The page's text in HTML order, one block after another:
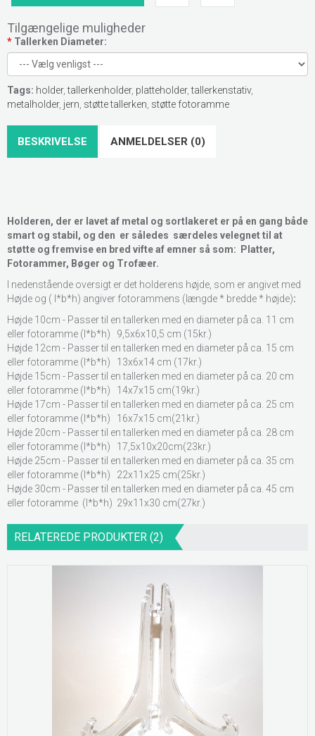
Tilgængelige muligheder
* Tallerken Diameter:
Tags: holder,tallerkenholder, platteholder,tallerkenstativ,
metalholder, jern støtte tallerken støtte fotoramme
BESKRIVELSE ANMELDELSER (0)
Holderen, der er lavet af metal og sortlakeret er på en gang både
smart og stabil, og den er således særdeles velegnet til at
støtte og fremvise en bred vifte af emner så som: Platter,
Fotorammer, Bøger og Trofæer.
I nedenstående oversigt er det holderens højde, som er angivet med
Højde og ( l*b*h) angiver fotorammens (længde * bredde * højde):
Højde 10cm - Passer til en tallerken med en diameter på ca. 11 cm
eller fotoramme (l*b*h) 9,5x6x10,5 cm (15kr.)
Højde 12cm - Passer til en tallerken med en diameter på ca. 15 cm
eller fotoramme (l*b*h) 13x6x14 cm (17kr.)
Højde 15cm - Passer til en tallerken med en diameter på ca. 20 cm
eller fotoramme (l*b*h) 14x7x15 cm(19kr.)
Højde 17cm - Passer til en tallerken med en diameter på ca. 25 cm
eller fotoramme (l*b*h) 16x7x15 cm(21kr.)
Højde 20cm - Passer til en tallerken med en diameter på ca. 28 cm
eller fotoramme (l*b*h) 17,5x10x20cm(23kr.)
Højde 25cm - Passer til en tallerken med en diameter på ca. 35 cm
eller fotoramme (l*b*h) 22x11x25 cm(25kr.)
Højde 30cm - Passer til en tallerken med en diameter på ca. 45 cm
eller fotoramme (l*b*h) 29x11x30 cm(27kr.)
RELATEREDE PRODUKTER (2)